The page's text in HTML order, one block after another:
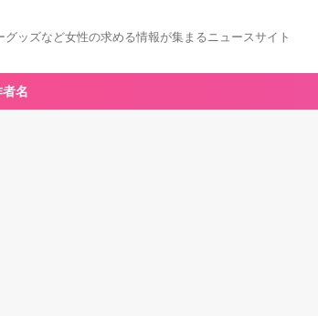
ッズなど女性の求める情報が集まるニュースサイト
者名